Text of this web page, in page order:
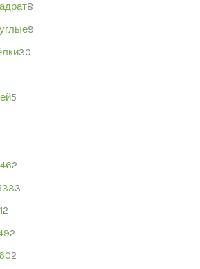
8
9
30
5
2
3
2
2
2